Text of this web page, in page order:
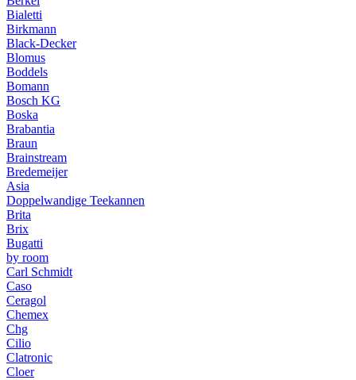
Bialetti
Birkmann
Black-Decker
Blomus
Boddels
Bomann
Bosch KG
Boska
Brabantia
Braun
Brainstream
Bredemeijer
Asia
Doppelwandige Teekannen
Brita
Brix
Bugatti
by room
Carl Schmidt
Caso
Ceragol
Chemex
Chg
Cilio
Clatronic
Cloer